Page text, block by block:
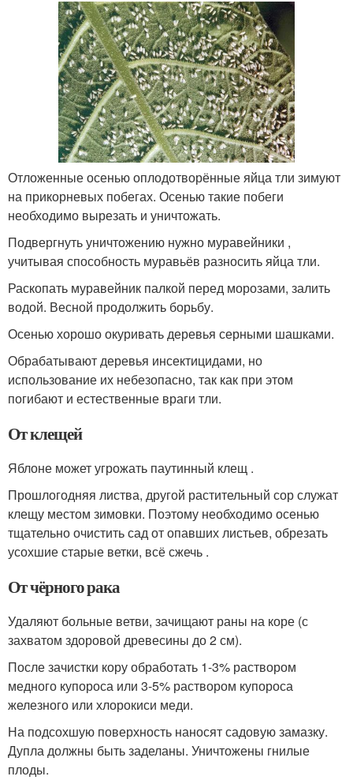
Отложенные осенью оплодотворённые яйца тли зимуют
на прикорневых побегах. Осенью такие побеги
необходимо вырезать и уничтожать.
Подвергнуть уничтожению нужно муравейники ,
учитывая способность муравьёв разносить яйца тли.
Раскопать муравейник палкой перед морозами, залить
водой. Весной продолжить борьбу.
Осенью хорошо окуривать деревья серными шашками.
Обрабатывают деревья инсектицидами, но
использование их небезопасно, так как при этом
погибают и естественные враги тли.
От клещей
Яблоне может угрожать паутинный клещ .
Прошлогодняя листва, другой растительный сор служат
клещу местом зимовки. Поэтому необходимо осенью
тщательно очистить сад от опавших листьев, обрезать
усохшие старые ветки, всё сжечь .
От чёрного рака
Удаляют больные ветви, зачищают раны на коре (с
захватом здоровой древесины до 2 см).
После зачистки кору обработать 1-3% раствором
медного купороса или 3-5% раствором купороса
железного или хлорокиси меди.
На подсохшую поверхность наносят садовую замазку.
Дупла должны быть заделаны. Уничтожены гнилые
плоды.